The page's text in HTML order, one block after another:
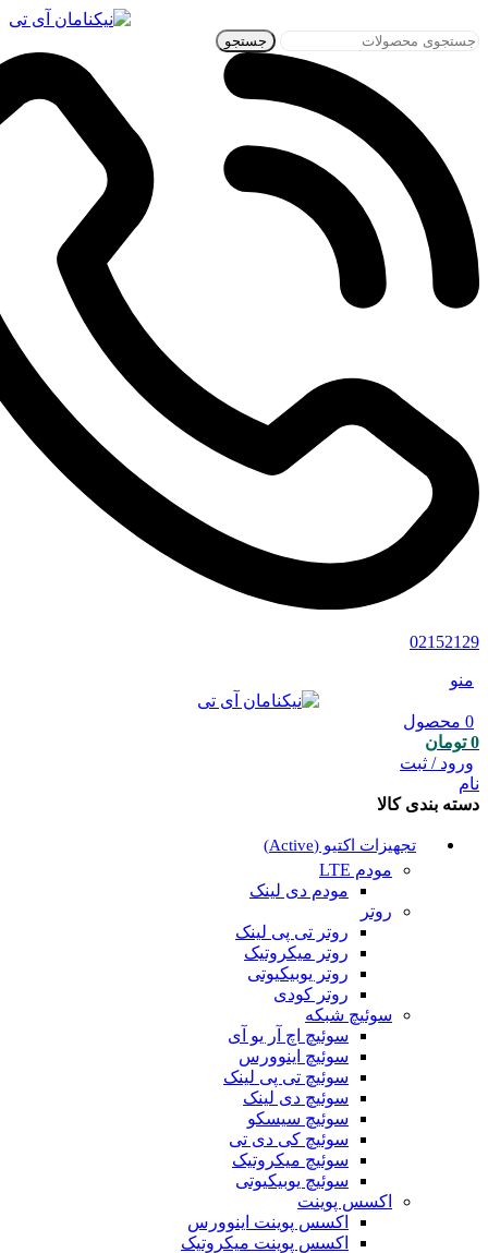
جستجو
02152129
منو
0 محصول
0 تومان
ورود / ثبت
نام
دسته بندی کالا
تجهیزات اکتیو (Active)
مودم LTE
مودم دی لینک
روتر
روتر تی پی لینک
روتر میکروتیک
روتر یوبیکیوتی
روتر کودی
سوئیچ شبکه
سوئیچ اچ آر یو آی
سوئیچ اینوورس
سوئیچ تی پی لینک
سوئیچ دی لینک
سوئیچ سیسکو
سوئیچ کی دی تی
سوئیچ میکروتیک
سوئیچ یوبیکیوتی
اکسس پوینت
اکسس پوینت اینوورس
اکسس پوینت میکروتیک